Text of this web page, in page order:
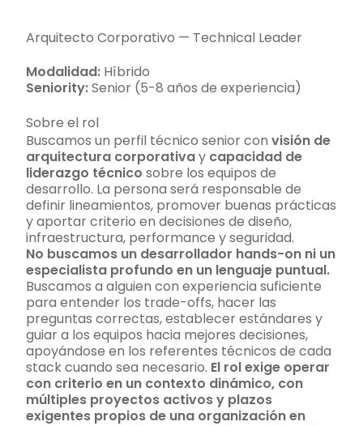
Arquitecto Corporativo — Technical Leader
Modalidad: Híbrido
Seniority:Senior (5-8 años de experiencia)
Sobre el rol
Buscamos un perfil técnico senior con visión de
arquitectura corporativay capacidad de
liderazgo técnico sobre los equipos de
desarrollo. La persona será responsable de
definir lineamientos, promover buenas prácticas
y aportar criterio en decisiones de diseño,
infraestructura, performance y seguridad.
No buscamos un desarrollador hands-on ni un
especialista profundo en un lenguaje puntual.
Buscamos a alguien con experiencia suficiente
para entender los trade-offs, hacer las
preguntas correctas, establecer estándares y
guiar a los equipos hacia mejores decisiones,
apoyándose en los referentes técnicos de cada
stack cuando sea necesario. El rol exige operar
con criterio en un contexto dinámico, con
múltiples proyectos activos y plazos
exigentes propios de una organización en